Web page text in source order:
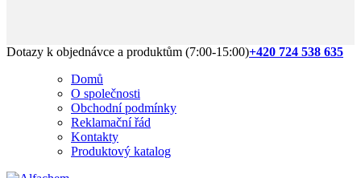
Dotazy k objednávce a produktům (7:00-15:00)+420 724 538 635
Domů
O společnosti
Obchodní podmínky
Reklamační řád
Kontakty
Produktový katalog